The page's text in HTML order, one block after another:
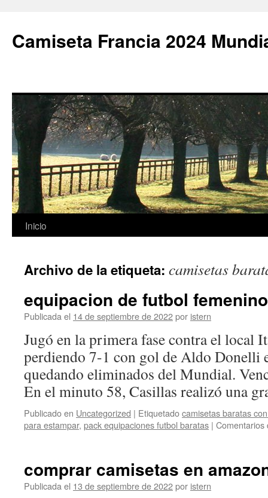
Camiseta Francia 2024
Saltar
contenido
Inicio
Archivo de la etiqueta: camisetas
equipacion de futbol femenino
Publicada el 14 de septiembre de 2022por istern
Jugó en la primera fase contra el local
perdiendo 7-1 con gol de Aldo Donelli
quedando eliminados del Mundial.
En el minuto 58, Casillas realizó una
Publicado en Uncategorized | Etiquetadocamisetas baratas
para estampar, pack equipaciones futbol baratas | Comentarios
comprar camisetas en
Publicada el 13 de septiembre de 2022por istern